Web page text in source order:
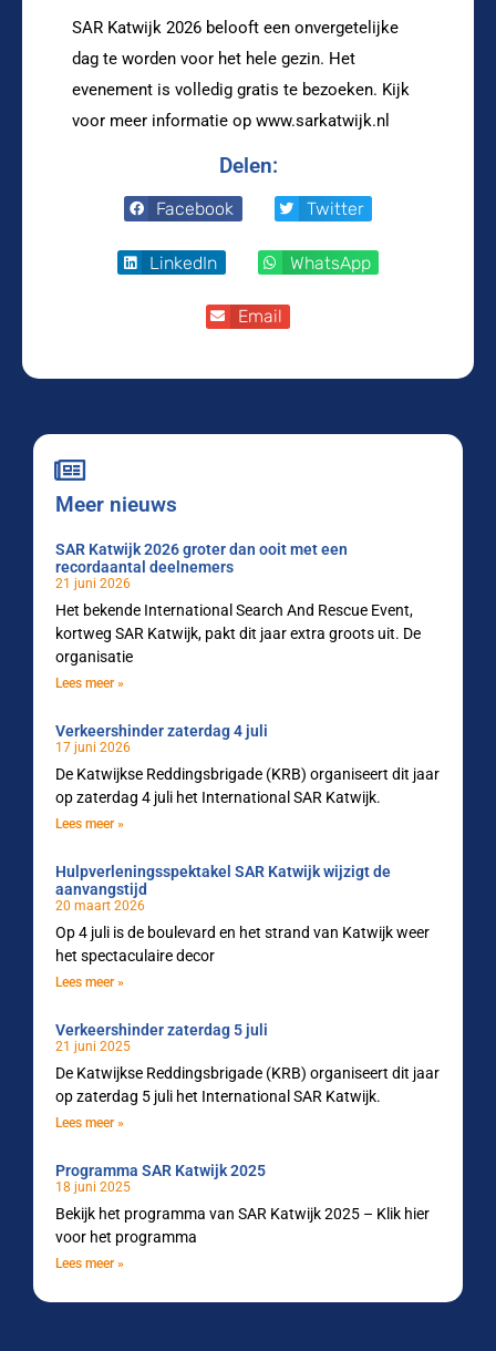
SAR Katwijk 2026 belooft een onvergetelijke
dag te worden voor het hele gezin. Het
evenement is volledig gratis te bezoeken. Kijk
voor meer informatie op www.sarkatwijk.nl
Delen:
Facebook Twitter
LinkedIn WhatsApp
Email
Meer nieuws
SAR Katwijk 2026 groter dan ooit met een
recordaantal deelnemers
21 juni 2026
Het bekende International Search And Rescue Event,
kortweg SAR Katwijk, pakt dit jaar extra groots uit. De
organisatie
Lees meer »
Verkeershinder zaterdag 4 juli
17 juni 2026
De Katwijkse Reddingsbrigade (KRB) organiseert dit jaar
op zaterdag 4 juli het International SAR Katwijk.
Lees meer »
Hulpverleningsspektakel SAR Katwijk wijzigt de
aanvangstijd
20 maart 2026
Op 4 juli is de boulevard en het strand van Katwijk weer
het spectaculaire decor
Lees meer »
Verkeershinder zaterdag 5 juli
21 juni 2025
De Katwijkse Reddingsbrigade (KRB) organiseert dit jaar
op zaterdag 5 juli het International SAR Katwijk.
Lees meer »
Programma SAR Katwijk 2025
18 juni 2025
Bekijk het programma van SAR Katwijk 2025 – Klik hier
voor het programma
Lees meer »